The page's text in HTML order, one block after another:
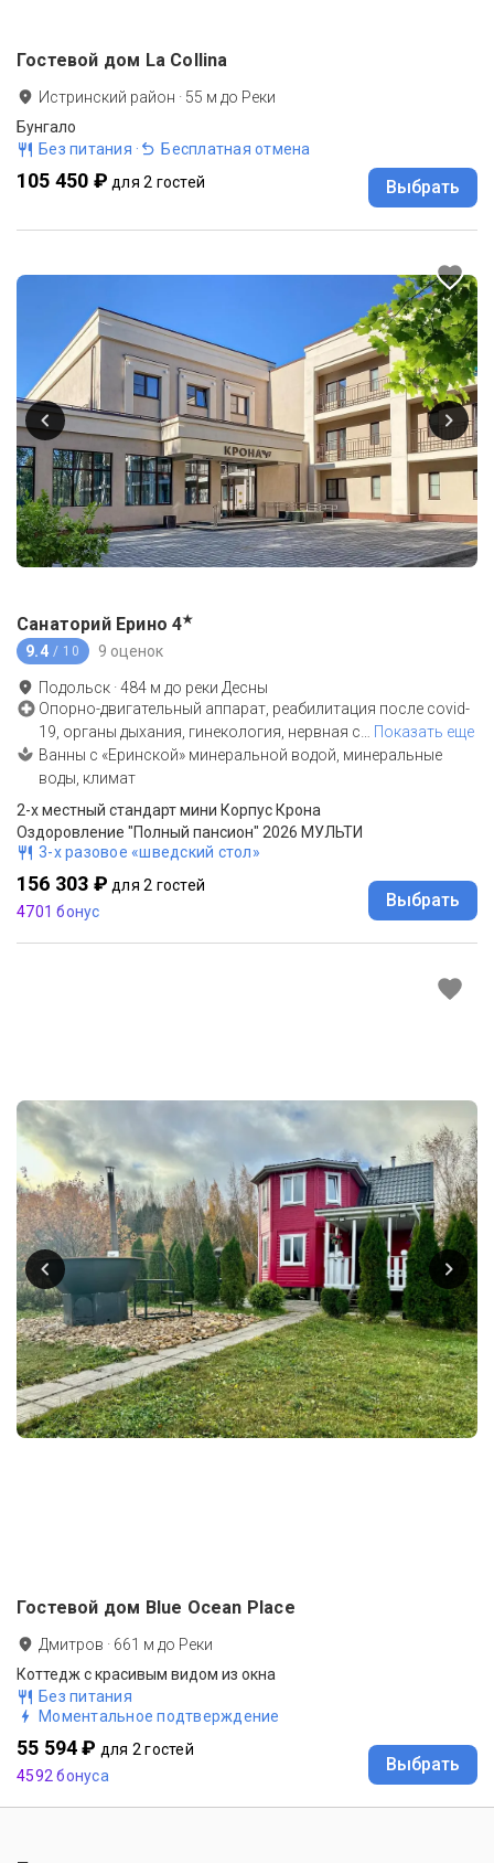
Гостевой дом La Collina
Истринский район · 55 м до Реки
Бунгало
Без питания · Бесплатная отмена
105 450 ₽ для 2 гостей Выбрать
Санаторий Ерино 4★
9.4 / 10 9 оценок
Подольск ·484 м до реки Десны
Опорно-двигательный аппарат, реабилитация после covid-
19, органы дыхания, гинекология, нервная с… Показать еще
Ванны с «Еринской» минеральной водой, минеральные
воды, климат
2-x местный стандарт мини Корпус Крона
Оздоровление "Полный пансион" 2026 МУЛЬТИ
3-х разовое «шведский стол»
156 303 ₽ для 2 гостей
4701 бонус
Выбрать
Гостевой дом Blue Ocean Place
Дмитров · 661 м до Реки
Коттедж с красивым видом из окна
Без питания
Моментальное подтверждение
55 594 ₽ для 2 гостей
4592 бонуса
Выбрать